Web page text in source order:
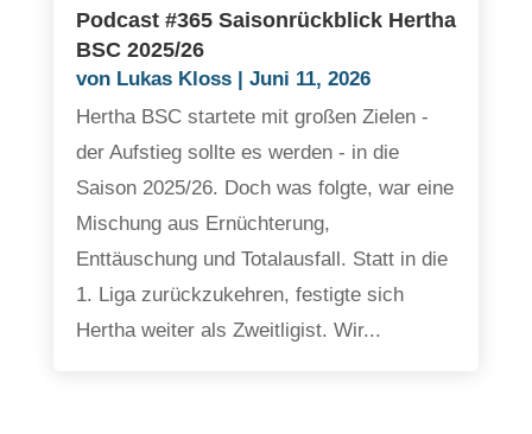
Podcast #365 Saisonrückblick Hertha
BSC 2025/26
von Lukas Kloss| Juni 11, 2026
Hertha BSC startete mit großen Zielen -
der Aufstieg sollte es werden - in die
Saison 2025/26. Doch was folgte, war eine
Mischung aus Ernüchterung,
Enttäuschung und Totalausfall. Statt in die
1. Liga zurückzukehren, festigte sich
Hertha weiter als Zweitligist. Wir...